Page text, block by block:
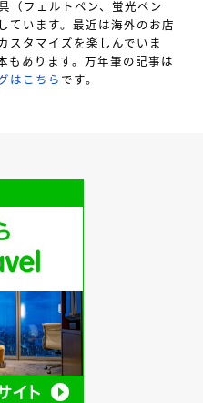
（フェルトペン、蛍光ペン
ています。最近は海外のお店
スタマイズを楽しんでいま
もあります。万年筆の記事は
はこちら です。